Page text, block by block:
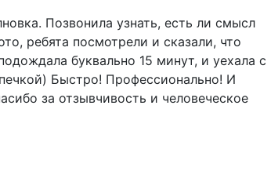
Позвонила узнать, есть ли смысл
ребята посмотрели и сказали, что
буквально 15 минут, и уехала с
Быстро! Профессионально! И
за отзывчивость и человеческое